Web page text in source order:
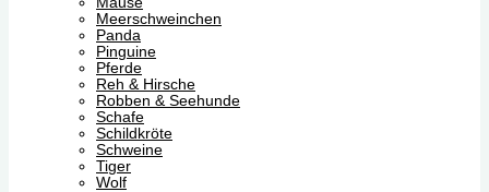
Meerschweinchen
Panda
Pinguine
Pferde
Reh & Hirsche
Robben & Seehunde
Schafe
Schildkröte
Schweine
Tiger
Wolf